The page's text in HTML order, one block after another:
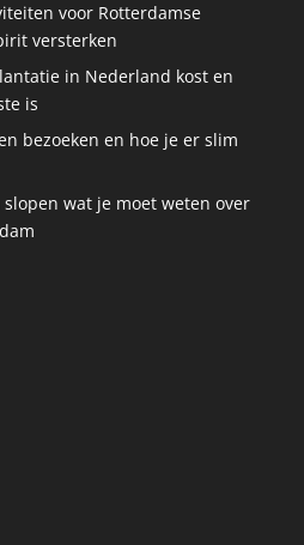
voor Rotterdamse
versterken
in Nederland kost en
is
bezoeken en hoe je er slim
wat je moet weten over